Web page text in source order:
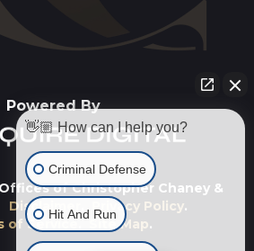
Powered By
of Christopher Chaney &
Disclaimer Privacy Policy.
of Service. Site Map.
👋🏼 How can I help you?
Criminal Defense
Hit And Run